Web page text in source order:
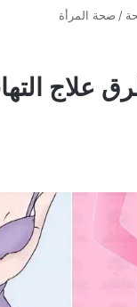
/ صحة المرأة
علاج